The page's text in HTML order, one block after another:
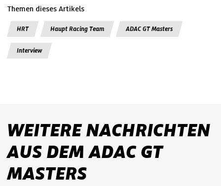
Themen dieses Artikels
HRT Haupt Racing Team ADAC GT Masters
Interview
WEITERE NACHRICHTEN
AUS DEM ADAC GT
MASTERS